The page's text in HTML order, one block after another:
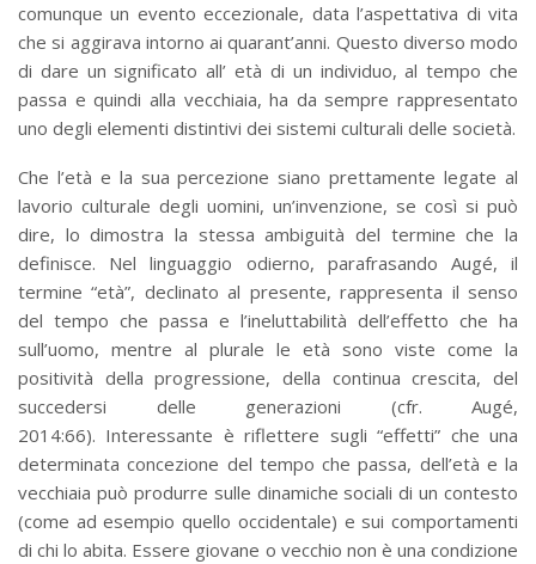
comunque un evento eccezionale, data l’aspettativa di vita
che si aggirava intorno ai quarant’anni. Questo diverso modo
di dare un significato all’ età di un individuo, al tempo che
passa e quindi alla vecchiaia, ha da sempre rappresentato
uno degli elementi distintivi dei sistemi culturali delle società.
Che l’età e la sua percezione siano prettamente legate al
lavorio culturale degli uomini, un’invenzione, se così si può
dire, lo dimostra la stessa ambiguità del termine che la
definisce. Nel linguaggio odierno, parafrasando Augé, il
termine “età”, declinato al presente, rappresenta il senso
del tempo che passa e l’ineluttabilità dell’effetto che ha
sull’uomo, mentre al plurale le età sono viste come la
positività della progressione, della continua crescita, del
succedersi delle generazioni (cfr. Augé,
2014:66). Interessante è riflettere sugli “effetti” che una
determinata concezione del tempo che passa, dell’età e la
vecchiaia può produrre sulle dinamiche sociali di un contesto
(come ad esempio quello occidentale) e sui comportamenti
di chi lo abita. Essere giovane o vecchio non è una condizione